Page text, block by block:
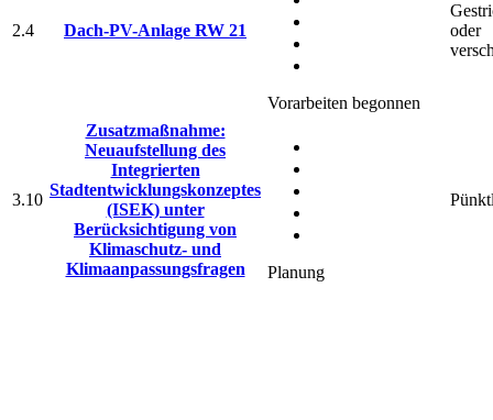
2.4 Dach-PV-Anlage RW 21
Vorarbeiten begonnen
oder
3.10
Zusatzmaßnahme:
Neuaufstellung des
Integrierten
Stadtentwicklungskonzeptes
(ISEK) unter
Berücksichtigung von
Klimaschutz- und
Klimaanpassungsfragen
Planung